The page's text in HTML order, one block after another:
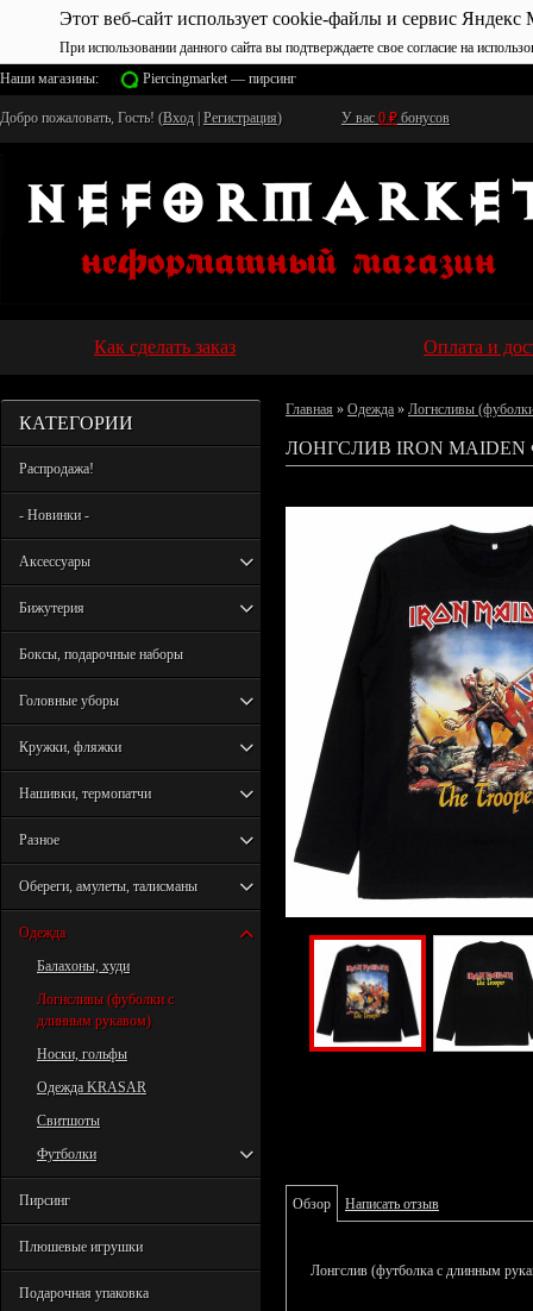
Этот веб-сайт использует cookie-файлы и сервис Яндекс
При использовании данного сайта вы подтверждаете свое согласие на
Наши магазины:
Piercingmarket — пирсинг
Добро пожаловать, Гость! (Вход Регистрация) У вас 0 ₽ бонусов
Как сделать заказ Оплата и
КАТЕГОРИИ
Распродажа!
- Новинки -
Аксессуары
Бижутерия
Боксы, подарочные наборы
Головные уборы
Кружки, фляжки
Нашивки, термопатчи
Разное
Обереги, амулеты, талисманы
Одежда
Балахоны, худи
Логнсливы (фуболки с
длинным рукавом)
Носки, гольфы
Одежда KRASAR
Свитшоты
Футболки
Пирсинг
Плюшевые игрушки
Подарочная упаковка
Главная » Одежда » Логнсливы
ЛОНГСЛИВ IRON MAIDEN
Обзор Написать отзыв
Лонгслив (футболка с длинным